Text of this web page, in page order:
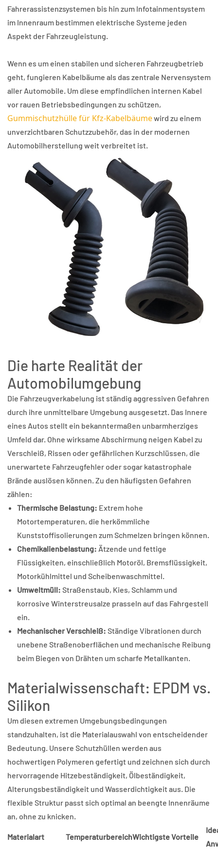
Fahrerassistenzsystemen bis hin zum Infotainmentsystem
im Innenraum bestimmen elektrische Systeme jeden
Aspekt der Fahrzeugleistung.
Wenn es um einen stabilen und sicheren Fahrzeugbetrieb
geht, fungieren Kabelbäume als das zentrale Nervensystem
aller Automobile. Um diese empfindlichen internen Kabel
vor rauen Betriebsbedingungen zu schützen,
Gummischutzhülle für Kfz-Kabelbäumewird zu einem
unverzichtbaren Schutzzubehör, das in der modernen
Automobilherstellung weit verbreitet ist.
Die harte Realität der
Automobilumgebung
Die Fahrzeugverkabelung ist ständig aggressiven Gefahren
durch ihre unmittelbare Umgebung ausgesetzt. Das Innere
eines Autos stellt ein bekanntermaßen unbarmherziges
Umfeld dar. Ohne wirksame Abschirmung neigen Kabel zu
Verschleiß, Rissen oder gefährlichen Kurzschlüssen, die
unerwartete Fahrzeugfehler oder sogar katastrophale
Brände auslösen können. Zu den häufigsten Gefahren
zählen:
Thermische Belastung: Extrem hohe
Motortemperaturen, die herkömmliche
Kunststoffisolierungen zum Schmelzen bringen können.
Chemikalienbelastung: Ätzende und fettige
Flüssigkeiten, einschließlich Motoröl, Bremsflüssigkeit,
Motorkühlmittel und Scheibenwaschmittel.
Umweltmüll: Straßenstaub, Kies, Schlamm und
korrosive Winterstreusalze prasseln auf das Fahrgestell
ein.
Mechanischer Verschleiß: Ständige Vibrationen durch
unebene Straßenoberflächen und mechanische Reibung
beim Biegen von Drähten um scharfe Metallkanten.
Materialwissenschaft: EPDM vs.
Silikon
Um diesen extremen Umgebungsbedingungen
standzuhalten, ist die Materialauswahl von entscheidender
Bedeutung. Unsere Schutzhüllen werden aus
hochwertigen Polymeren gefertigt und zeichnen sich durch
hervorragende Hitzebeständigkeit, Ölbeständigkeit,
Alterungsbeständigkeit und Wasserdichtigkeit aus. Die
flexible Struktur passt sich optimal an beengte Innenräume
an, ohne zu knicken.
Materialart TemperaturbereichWichtigste Vorteile